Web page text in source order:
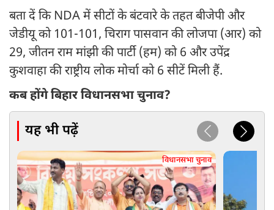
बता दें कि NDA में सीटों के बंटवारे के तहत बीजेपी और
जेडीयू को 101-101, चिराग पासवान की लोजपा (आर) को
29, जीतन राम मांझी की पार्टी (हम) को 6 और उपेंद्र
कुशवाहा की राष्ट्रीय लोक मोर्चा को 6 सीटें मिली हैं.
कब होंगे बिहार विधानसभा चुनाव?
यह भी पढ़ें
विधानसभा चुनाव